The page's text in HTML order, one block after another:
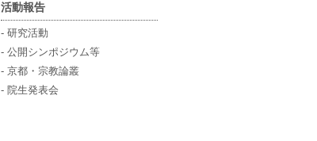
活動報告
- 研究活動
- 公開シンポジウム等
- 京都・宗教論叢
- 院生発表会